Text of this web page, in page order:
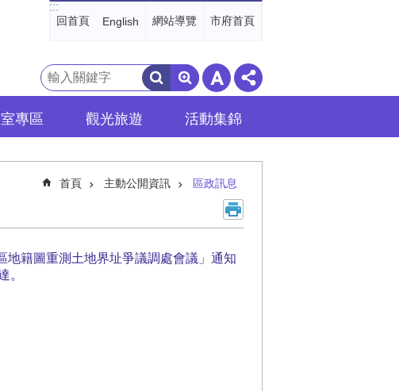
:::
回首頁 English 網站導覽 市府首頁
搜
尋
專區 觀光旅遊 活動集錦
首頁 主動公開資訊 區政訊息
籍圖重測土地界址爭議調處會議」通知
。